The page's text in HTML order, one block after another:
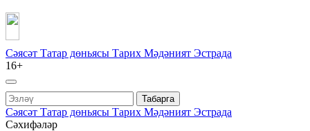
Сәясәт Татар дөньясы Тарих Мәдәният Эстрада
16+
Табарга
Сәясәт Татар дөньясы Тарих Мәдәният Эстрада
Сәхифәләр